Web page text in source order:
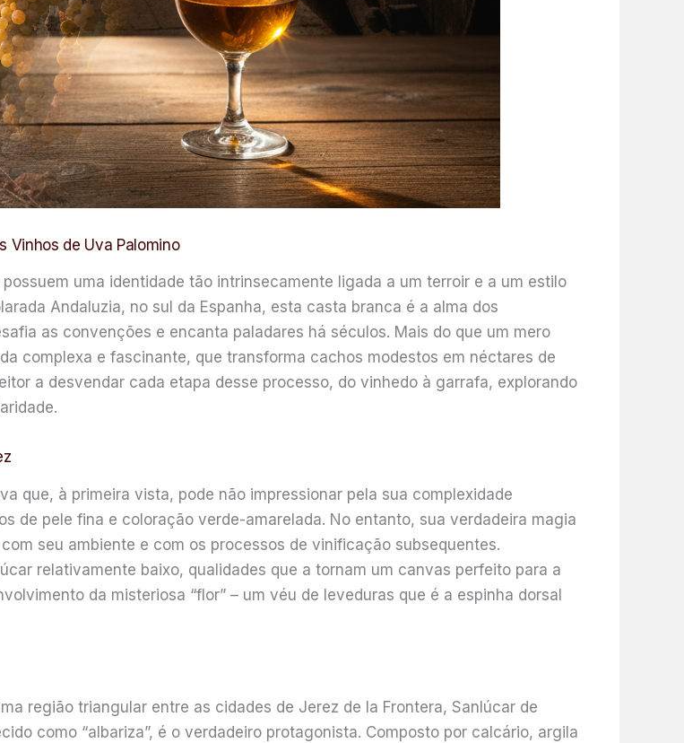
Vinhos de Uva Palomino
uma identidade tão intrinsecamente ligada a um terroir e a um estilo
Andaluzia, no sul da Espanha, esta casta branca é a alma dos
as convenções e encanta paladares há séculos. Mais do que um mero
complexa e fascinante, que transforma cachos modestos em néctares de
a desvendar cada etapa desse processo, do vinhedo à garrafa, explorando
que, à primeira vista, pode não impressionar pela sua complexidade
de pele fina e coloração verde-amarelada. No entanto, sua verdadeira magia
seu ambiente e com os processos de vinificação subsequentes.
relativamente baixo, qualidades que a tornam um canvas perfeito para a
da misteriosa “flor” – um véu de leveduras que é a espinha dorsal
região triangular entre as cidades de Jerez de la Frontera, Sanlúcar de
como “albariza”, é o verdadeiro protagonista. Composto por calcário, argila